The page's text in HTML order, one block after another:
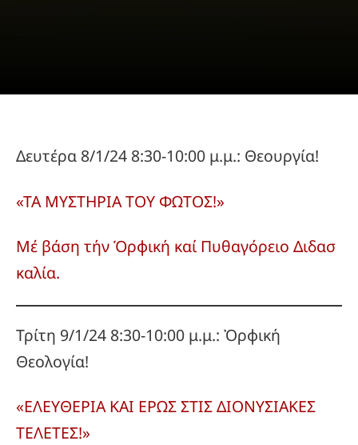
Δευτέρα 8/1/24 8:30-10:00 μ.μ.: Θεουργία!
«ΤΑ ΜΥΣΤΗΡΙΑ ΤΟΥ ΦΩΤΟΣ!»
Μέ βάση τήν Ὁρφική καί Πυθαγόρειο Διδασ
καλία.
Τρίτη 9/1/24 8:30-10:00 μ.μ.: Ὀρφική
Θεολογία!
«ΕΛΕΥΘΕΡΙΑ ΚΑΙ ΕΡΩΣ ΣΤΙΣ ΔΙΟΝΥΣΙΑΚΕΣ
ΤΕΛΕΤΕΣ!»